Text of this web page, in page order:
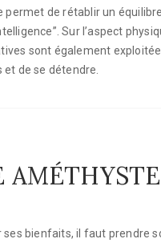
de rétablir un
Sur l’aspect
sont également
de se détendre.
bienfaits, il faut prendre